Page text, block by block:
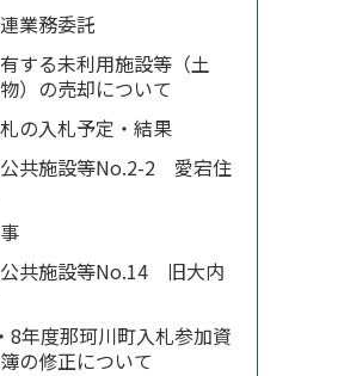
業務委託
する未利用施設等（土
）の売却について
の入札予定・結果
共施設等No.2-2 愛宕住
共施設等No.14 旧大内
8年度那珂川町入札参加資
の修正について